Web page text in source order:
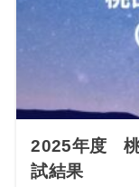
2025年度 桃
試結果